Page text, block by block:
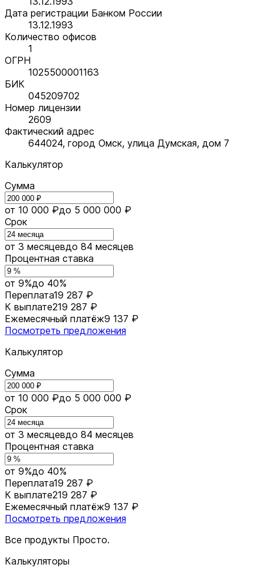
Дата регистрации Банком России
13.12.1993
Количество офисов
1
ОГРН
1025500001163
БИК
045209702
Номер лицензии
2609
Фактический адрес
644024, город Омск, улица Думская, дом 7
Калькулятор
Сумма
от 10 000 ₽до 5 000 000 ₽
Срок
от 3 месяцевдо 84 месяцев
Процентная ставка
от 9%до 40%
Переплата19 287 ₽
К выплате219 287 ₽
Ежемесячный платёж9 137 ₽
Посмотреть предложения
Калькулятор
Сумма
от 10 000 ₽до 5 000 000 ₽
Срок
от 3 месяцевдо 84 месяцев
Процентная ставка
от 9%до 40%
Переплата19 287 ₽
К выплате219 287 ₽
Ежемесячный платёж9 137 ₽
Посмотреть предложения
Все продукты Просто.
Калькуляторы